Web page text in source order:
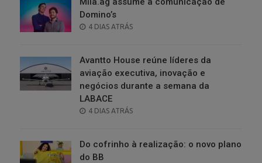
Domino’s
POSTED
4 DIAS ATRÁS
Avantto House reúne líderes da
aviação executiva, inovação e
negócios durante a semana da
LABACE
POSTED
4 DIAS ATRÁS
Do cofrinho à realização: o novo plano
do BB